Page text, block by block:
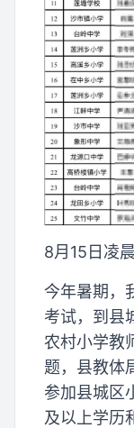
8月15日凌
今年暑期，
考试，到县
农村小学教
题，县教体
参加县城区
及以上学历